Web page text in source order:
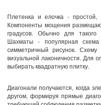
Плетенка и елочка -
Компоненты мощения
градусов. Обычно для такого
Шахматы - популярная схема
симметричный рисунок.
визуальной лаконичности. Для
выбирать квадратную плитку.
Диагонали получаются, когда
другом, формируя прямые